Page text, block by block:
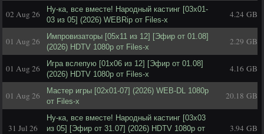
02 Aug 26
Ну-ка, все вместе! Народный кастинг [03x01-
03 из 05] (2026) WEBRip от Files-x
4.24 GB
01 Aug 26
Импровизаторы [05x11 из 12] [Эфир от 01.08]
(2026) HDTV 1080р от Files-x
2.29 GB
01 Aug 26
Игра вслепую [01x06 из 12] [Эфир от 01.08]
(2026) HDTV 1080р от Files-x
4.16 GB
01 Aug 26
Мастер игры [02x01-07] (2026) WEB-DL 1080p
от Files-x
20.18 GB
31 Jul 26
Ну-ка, все вместе! Народный кастинг [03x03
из 05] [Эфир от 31.07] (2026) HDTV 1080р от
3.94 GB